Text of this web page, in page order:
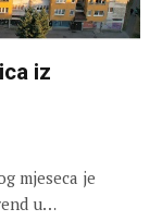
iz
mjeseca je
u…